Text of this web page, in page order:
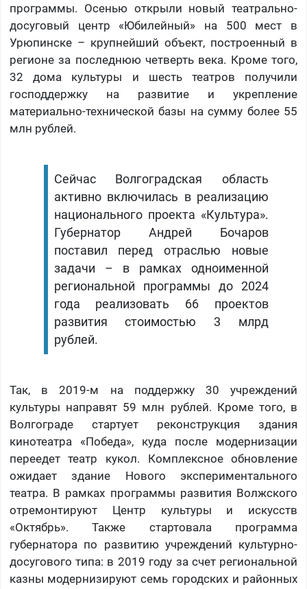
программы. Осенью открыли новый театрально-
досуговый центр «Юбилейный» на 500 мест в
Урюпинске – крупнейший объект, построенный в
регионе за последнюю четверть века. Кроме того,
32 дома культуры и шесть театров получили
господдержку на развитие и укрепление
материально-технической базы на сумму более 55
млн рублей.
Сейчас Волгоградская область
активно включилась в реализацию
национального проекта «Культура».
Губернатор Андрей Бочаров
поставил перед отраслью новые
задачи – в рамках одноименной
региональной программы до 2024
года реализовать 66 проектов
развития стоимостью 3 млрд
рублей.
Так, в 2019-м на поддержку 30 учреждений
культуры направят 59 млн рублей. Кроме того, в
Волгограде стартует реконструкция здания
кинотеатра «Победа», куда после модернизации
переедет театр кукол. Комплексное обновление
ожидает здание Нового экспериментального
театра. В рамках программы развития Волжского
отремонтируют Центр культуры и искусств
«Октябрь». Также стартовала программа
губернатора по развитию учреждений культурно-
досугового типа: в 2019 году за счет региональной
казны модернизируют семь городских и районных